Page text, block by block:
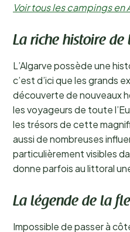
Voir tous les campings en
La riche histoire de
L’Algarve possède une
c’est d’ici que les grands
découverte de nouveaux
les voyageurs de toute
les trésors de cette
aussi de nombreuses
particulièrement visibles
donne parfois au littoral
La légende de la
Impossible de passer à